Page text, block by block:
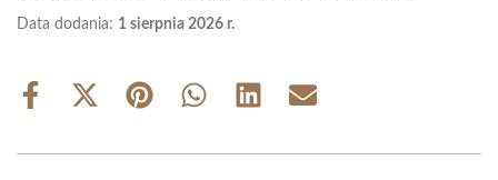
Data dodania: 1 sierpnia 2026 r.
Share
Share
(Twitter)
Share Share Share Share